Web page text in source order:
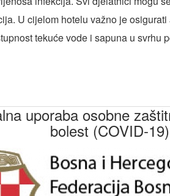
U cijelom hotelu važno je
tekuće vode i sapuna u svrhu
uporaba osobne
bolest (COVID-